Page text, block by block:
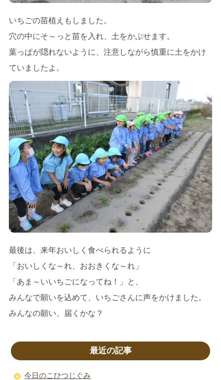
いちごの苗植えもしました。
穴の中にそ～っと苗を入れ、土をかぶせます。
葉っぱが隠れないように、注意しながら慎重に土をかけ
ていましたよ。
最後は、来年おいしく食べられるように
「おいしくな～れ、おおきくな～れ」
「あま～いいちごになってね！」と、
みんなで願いを込めて、いちごさんに声をかけました。
みんなの願い、届くかな？
最近の記事
今日のこひつじぐみ